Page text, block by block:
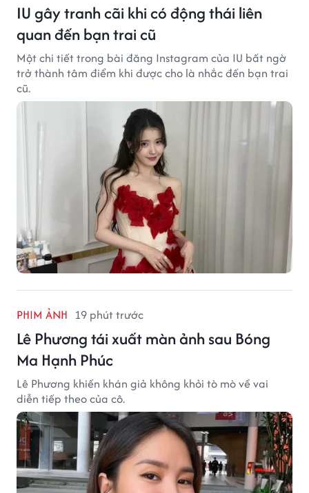
IU gây tranh cãi khi có động thái liên
quan đến bạn trai cũ
Một chi tiết trong bài đăng Instagram của IU bất ngờ
trở thành tâm điểm khi được cho là nhắc đến bạn trai
cũ.
PHIM ẢNH 19 phút trước
Lê Phương tái xuất màn ảnh sau Bóng
Ma Hạnh Phúc
Lê Phương khiến khán giả không khỏi tò mò về vai
diễn tiếp theo của cô.